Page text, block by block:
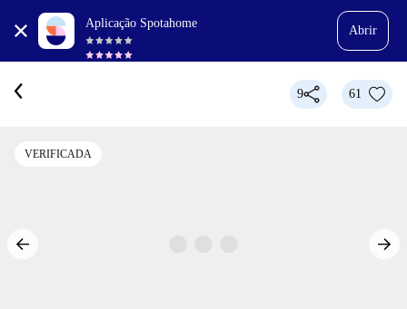
Aplicação Spotahome
Abrir
9 61
VERIFICADA